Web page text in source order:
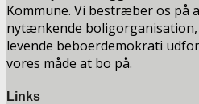
Kommune. Vi bestræber os på
nytænkende
levende beboerdemokrati
vores måde at bo på.
Links